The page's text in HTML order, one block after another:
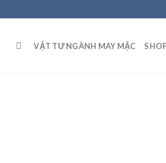
VẬT TƯ NGÀNH MAY MẶC